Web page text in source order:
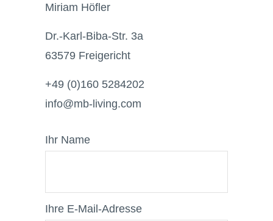
Miriam Höfler
Dr.-Karl-Biba-Str. 3a
63579 Freigericht
+49 (0)160 5284202
info@mb-living.com
Ihr Name
Ihre E-Mail-Adresse